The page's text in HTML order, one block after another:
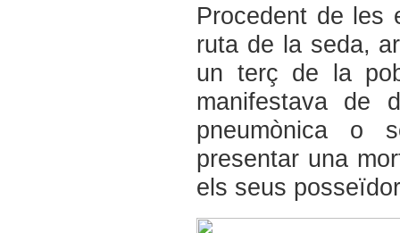
Procedent de les
ruta de la seda,
un terç de la
manifestava de
pneumònica o
presentar una
els seus